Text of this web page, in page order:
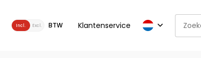
Incl. Excl. BTW Klantenservice